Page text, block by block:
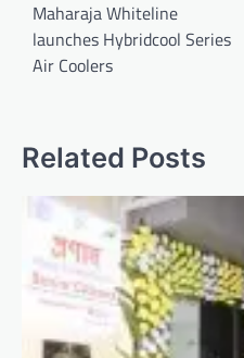
navigation
Maharaja Whiteline
launches Hybridcool Series
Air Coolers
Related Posts